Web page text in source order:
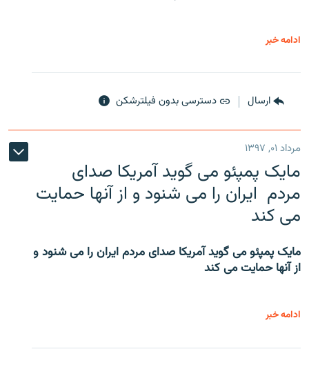
ادامه خبر
ارسال دسترسی بدون فیلترشکن
مرداد ۰۱, ۱۳۹۷
مایک پمپئو می گوید آمریکا صدای
مردم ایران را می شنود و از آنها حمایت
می کند
مایک پمپئو می گوید آمریکا صدای مردم ایران را می شنود و
از آنها حمایت می کند
ادامه خبر